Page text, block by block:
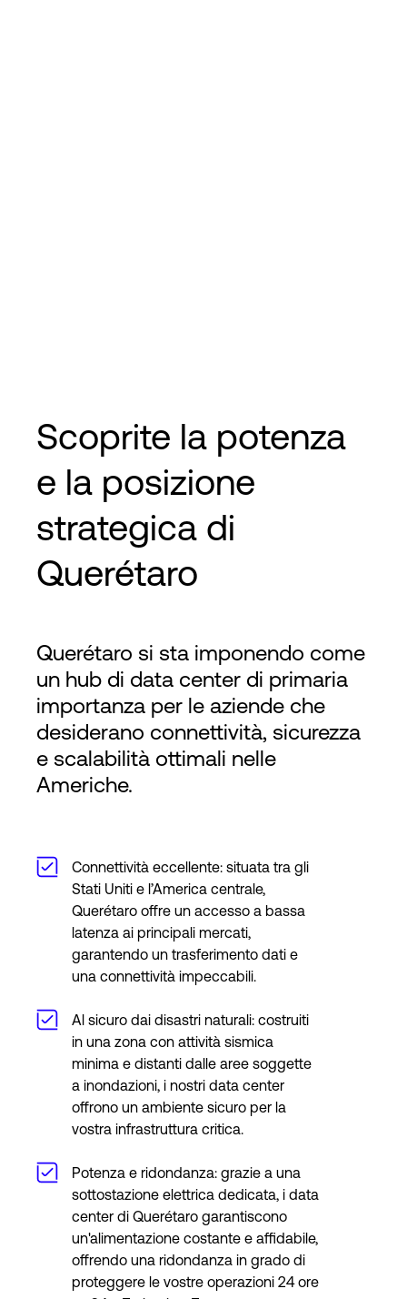
Scoprite la potenza
e la posizione
strategica di
Querétaro
Querétaro si sta imponendo come
un hub di data center di primaria
importanza per le aziende che
desiderano connettività, sicurezza
e scalabilità ottimali nelle
Americhe.
Connettività eccellente: situata tra gli
Stati Uniti e l’America centrale,
Querétaro offre un accesso a bassa
latenza ai principali mercati,
garantendo un trasferimento dati e
una connettività impeccabili.
Al sicuro dai disastri naturali: costruiti
in una zona con attività sismica
minima e distanti dalle aree soggette
a inondazioni, i nostri data center
offrono un ambiente sicuro per la
vostra infrastruttura critica.
Potenza e ridondanza: grazie a una
sottostazione elettrica dedicata, i data
center di Querétaro garantiscono
un'alimentazione costante e affidabile,
offrendo una ridondanza in grado di
proteggere le vostre operazioni 24 ore